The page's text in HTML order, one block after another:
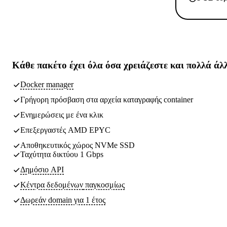
Κάθε πακέτο έχει όλα όσα χρειάζεστε και πολλά
Docker manager
Γρήγορη πρόσβαση στα αρχεία καταγραφής container
Ενημερώσεις με ένα κλικ
Επεξεργαστές AMD EPYC
Αποθηκευτικός χώρος NVMe SSD
Ταχύτητα δικτύου 1 Gbps
Δημόσιο API
Κέντρα δεδομένων παγκοσμίως
Δωρεάν domain για 1 έτος